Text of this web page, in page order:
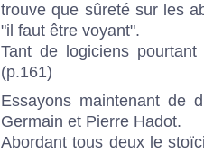
trouve que sûreté sur les
"il faut être voyant".
Tant de logiciens
(p.161)
Essayons maintenant de
Germain et Pierre Hadot.
Abordant tous deux le